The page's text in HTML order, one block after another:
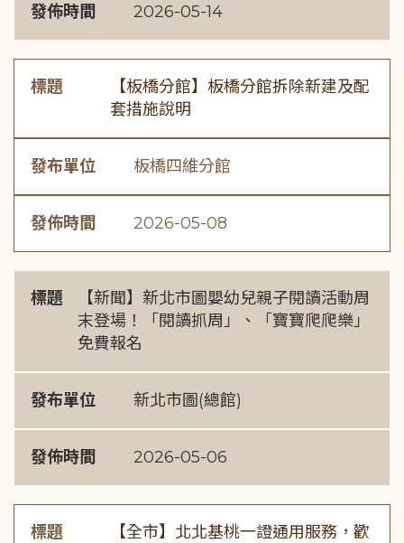
發佈時間 2026-05-14
標題
【板橋分館】板橋分館拆除新建及配
套措施說明
發布單位 板橋四維分館
發佈時間 2026-05-08
標題
【新聞】新北市圖嬰幼兒親子閱讀活動周
末登場！「閱讀抓周」、「寶寶爬爬樂」
免費報名
發布單位 新北市圖(總館)
發佈時間 2026-05-06
標題
【全市】北北基桃一證通用服務，歡